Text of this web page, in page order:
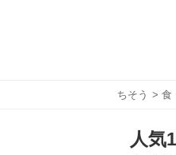
ちそう > 食
人気